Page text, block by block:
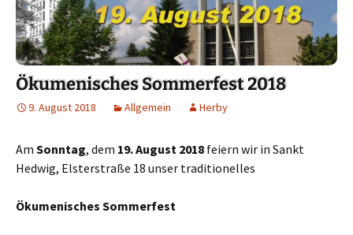
Ökumenisches Sommerfest 2018
9. August 2018 Allgemein Herby
Am Sonntag, dem 19. August 2018 feiern wir in Sankt
Hedwig, Elsterstraße 18 unser traditionelles
Ökumenisches Sommerfest